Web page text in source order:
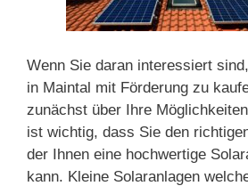
Wenn Sie daran interessiert
in Maintal mit Förderung zu
zunächst über Ihre
ist wichtig, dass Sie den
der Ihnen eine hochwertige
kann. Kleine Solaranlagen